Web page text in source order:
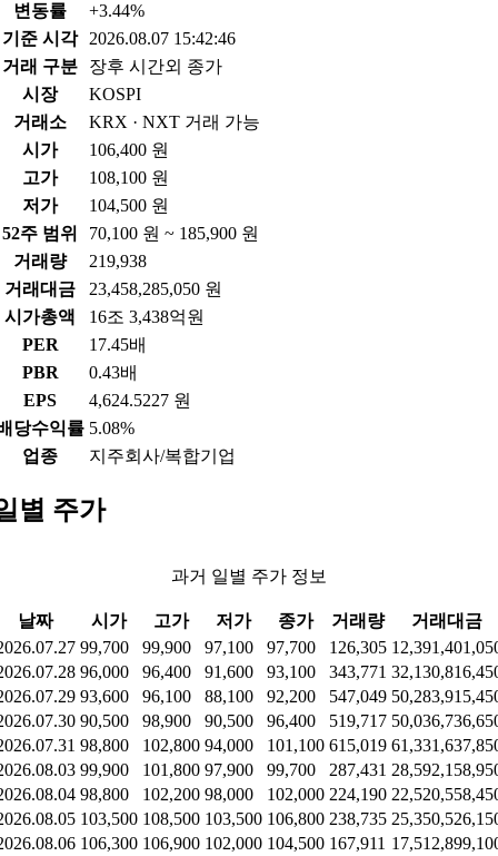
변동률
+3.44%
기준 시각
2026.08.07 15:42:46
거래 구분
장후 시간외 종가
시장
KOSPI
거래소
KRX · NXT 거래 가능
시가
106,400 원
고가
108,100 원
저가
104,500 원
52주 범위
70,100 원 ~ 185,900 원
거래량
219,938
거래대금
23,458,285,050 원
시가총액
16조 3,438억원
PER
17.45배
PBR
0.43배
EPS
4,624.5227 원
당수익률 5.08%
업종
지주회사/복합기업
별 주가
과거 일별 주가 정보
날짜 시가 고가 저가 종가 거래량
거래대금
99,700 99,900 97,100 97,700 126,305
96,000 96,400 91,600 93,100 343,771
93,600 96,100 88,100 92,200 547,049
90,500 98,900 90,500 96,400 519,717
98,800 102,800 94,000 101,100 615,019
99,900 101,800 97,900 99,700 287,431
98,800 102,200 98,000 102,000 224,190
103,500 108,500 103,500 106,800 238,735
106,300 106,900 102,000 104,500 167,911